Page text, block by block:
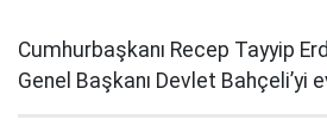
Cumhurbaşkanı Recep Tayyip
Genel Başkanı Devlet Bahçeli’yi